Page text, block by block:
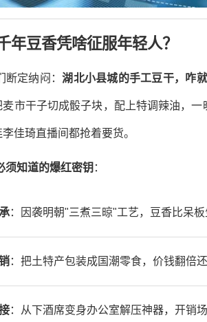
年豆香凭啥征服年轻人？
断定纳闷：湖北小县城的手工豆干，咋
麦市干子切成骰子块，配上特调辣油，
佳琦直播间都抢着要货。
须知道的爆红密钥 ：
：因袭明朝"三煮三晾"工艺，豆香比呆
：把土特产包装成国潮零食，价钱翻倍还
：从下酒席变身办公室解压神器，开销